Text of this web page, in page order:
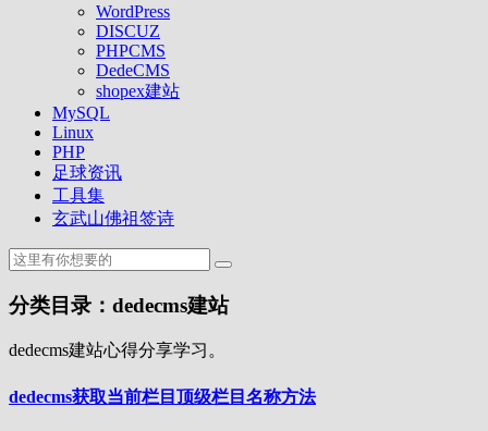
WordPress
DISCUZ
PHPCMS
DedeCMS
shopex建站
MySQL
Linux
PHP
足球资讯
工具集
玄武山佛祖签诗
分类目录：dedecms建站
dedecms建站心得分享学习。
dedecms获取当前栏目顶级栏目名称方法